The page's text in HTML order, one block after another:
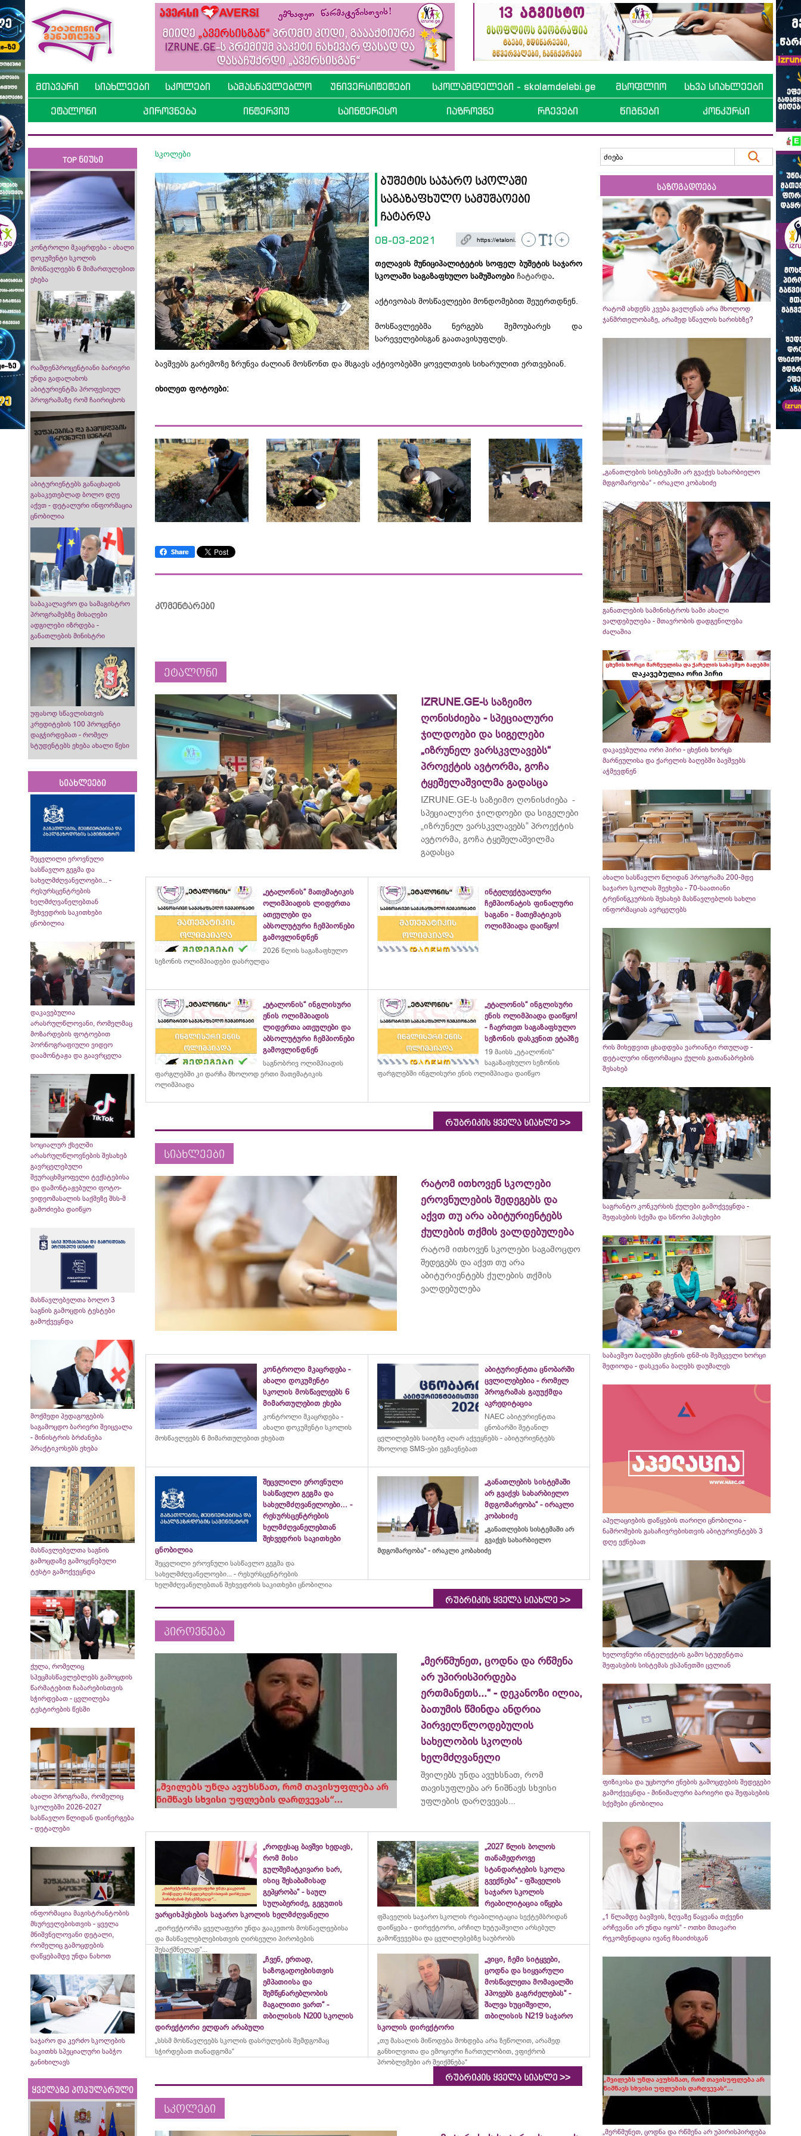
მთავარი სიახლეები სკოლები სამასწავლებლო უნივერსიტეტები სკოლამდელები - skolamdelebi.ge მსოფლიო სხვა სიახლეები
ეტალონი პიროვნება ინტერვიუ საინტერესო იაზროვნე რჩევები წიგნები კონკურსი
TOP ნიუსი
კონტროლი მკაცრდება - ახალი
დოკუმენტი სკოლის
მოსწავლეებს 6 მიმართულებით
ეხება
რამდენპროცენტიანი ბარიერი
უნდა გადალახოს
აბიტურიენტმა პროფესიულ
პროგრამაზე რომ ჩაირიცხოს
აბიტურიენტებს განაცხადის
გასაკეთებლად ბოლო დღე
აქვთ - დეტალური ინფორმაცია
ცნობილია
საბაკალავრო და სამაგისტრო
პროგრამებზე მისაღები
ადგილები იზრდება -
განათლების მინისტრი
უფასოდ სწავლისთვის
კრედიტების 100 პროცენტი
დაგჭირდებათ - რომელ
სტუდენტებს ეხება ახალი წესი
სიახლეები
შეცვლილი ეროვნული
სასწავლო გეგმა და
სახელმძღვანელოები... -
რესურსცენტრების
ხელმძღვანელებთან
შეხვედრის საკითხები
ცნობილია
დაკავებულია
არასრულწლოვანი, რომელმაც
მოზარდების ფოტოებით
პორნოგრაფიული ვიდეო
დაამონტაჟა და გაავრცელა
სოციალურ ქსელში
არასრულწლოვნების შესახებ
გავრცელებული
შეურაცხმყოფელი ტექსტებისა
და დამონტაჟებული ფოტო-
ვიდეომასალის საქმეზე შსს-მ
გამოძიება დაიწყო
მასწავლებელთა ბოლო 3
საგნის გამოცდის ტესტები
გამოქვეყნდა
მოქმედი პედაგოგების
საგამოცდო ბარიერი შეიცვალა
- მინისტრის ბრძანება
პრაქტიკოსებს ეხება
მასწავლებელთა საგნის
გამოცდაზე გამოყენებული
ტესტი გამოქვეყნდა
ქულა, რომელიც
სპეცმასწავლებლებს გამოცდის
წარმატებით ჩაბარებისთვის
სჭირდებათ - ცვლილება
ტესტირების წესში
ახალი პროგრამა, რომელიც
სკოლებში 2026-2027
სასწავლო წლიდან დაინერგება
- დეტალები
ინფორმაცია მაგისტრანტობის
მსურველებისთვის - ყველა
მნიშვნელოვანი დეტალი,
რომელიც გამოცდების
დაწყებამდე უნდა ნახოთ
საჯარო და კერძო სკოლების
საკითხს სპეციალური საბჭო
განიხილავს
ყველაზე პოპულარული
სკოლები
ბუშეტის საჯარო სკოლაში
საგაზაფხულო სამუშაოები
ჩატარდა
08-03-2021 - +
თელავის მუნიციპალიტეტის სოფელ ბუშეტის საჯარო
სკოლაში საგაზაფხულო სამუშაოები ჩატარდა.
აქტივობას მოსწავლეები მონდომებით შეუერთდნენ.
მოსწავლეებმა ნერგებს შემოუბარეს და
სარეველებისგან გაათავისუფლეს.
ბავშვებს გარემოზე ზრუნვა ძალიან მოსწონთ და მსგავს აქტივობებში ყოველთვის სიხარულით ერთვებიან.
იხილეთ ფოტოები:
კომენტარები
ეტალონი
IZRUNE.GE-ს საზეიმო
ღონისძიება - სპეციალური
ჯილდოები და სიგელები
„იზრუნელ ვარსკვლავებს“
პროექტის ავტორმა, გოჩა
ტყეშელაშვილმა გადასცა
IZRUNE.GE-ს საზეიმო ღონისძიება -
სპეციალური ჯილდოები და სიგელები
„იზრუნელ ვარსკვლავებს“ პროექტის
ავტორმა, გოჩა ტყეშელაშვილმა
გადასცა
„ეტალონის“ მათემატიკის
ოლიმპიადის ლიდერთა
ათეულები და
აბსოლუტური ჩემპიონები
გამოვლინდნენ
2026 წლის საგაზაფხულო
სეზონის ოლიმპიადები დასრულდა
ინტელექტუალური
ჩემპიონატის ფინალური
საგანი - მათემატიკის
ოლიმპიადა დაიწყო!
„ეტალონის“ ინგლისური
ენის ოლიმპიადის
ლიდერთა ათეულები და
აბსოლუტური ჩემპიონები
გამოვლინდნენ
საგნობრივ ოლიმპიადის
ფარგლებში კი დარჩა მხოლოდ ერთი მათემატიკის
ოლიმპიადა
„ეტალონის“ ინგლისური
ენის ოლიმპიადა დაიწყო!
- ჩაერთეთ საგაზაფხულო
სეზონის დასკვნით ეტაპზე
19 მაისს „ეტალონის“
საგაზაფხულო სეზონის
ფარგლებში ინგლისური ენის ოლიმპიადა დაიწყო
რუბრიკის ყველა სიახლე >>
სიახლეები
რატომ ითხოვენ სკოლები
ეროვნულების შედეგებს და
აქვთ თუ არა აბიტურიენტებს
ქულების თქმის ვალდებულება
რატომ ითხოვენ სკოლები საგამოცდო
შედეგებს და აქვთ თუ არა
აბიტურიენტებს ქულების თქმის
ვალდებულება
კონტროლი მკაცრდება -
ახალი დოკუმენტი
სკოლის მოსწავლეებს 6
მიმართულებით ეხება
კონტროლი მკაცრდება -
ახალი დოკუმენტი სკოლის
მოსწავლეებს 6 მიმართულებით ეხებათ
აბიტურიენტთა ცნობარში
ცვლილებებია - რომელ
პროგრამას გაუუქმდა
აკრედიტაცია
NAEC აბიტურიენტთა
ცნობარში შეტანილ
ცვლილებებს საიტზე აღარ აქვეყნებს - აბიტურიენტებს
მხოლოდ SMS-ები ეგზავნებათ
შეცვლილი ეროვნული
სასწავლო გეგმა და
სახელმძღვანელოები... -
რესურსცენტრების
ხელმძღვანელებთან
შეხვედრის საკითხები
ცნობილია
შეცვლილი ეროვნული სასწავლო გეგმა და
სახელმძღვანელოები... - რესურსცენტრების
ხელმძღვანელებთან შეხვედრის საკითხები ცნობილია
„განათლების სისტემაში
არ გვაქვს სახარბიელო
მდგომარეობა“ - ირაკლი
კობახიძე
„განათლების სისტემაში არ
გვაქვს სახარბიელო
მდგომარეობა“ - ირაკლი კობახიძე
რუბრიკის ყველა სიახლე >>
პიროვნება
„მერწმუნეთ, ცოდნა და რწმენა
არ უპირისპირდება
ერთმანეთს...“ - დეკანოზი ილია,
ბათუმის წმინდა ანდრია
პირველწლოდებულის
სახელობის სკოლის
ხელმძღვანელი
შვილებს უნდა ავუხსნათ, რომ
თავისუფლება არ ნიშნავს სხვისი
უფლების დარღვევას...
„როდესაც ბავშვი ხედავს,
რომ მისი
გულშემატკივარი ხარ,
ისიც შესაბამისად
გეპყრობა“ - საულ
სულაბერიძე, გეგუთის
ვარციხჰესების საჯარო სკოლის ხელმძღვანელი
„დირექტორმა ყველაფერი უნდა გააკეთოს მოსწავლეებისა
და მასწავლებლებისთვის ღირსეული პირობების
შესაქმნელად“...
„2027 წლის ბოლოს
თანამედროვე
სტანდარტების სკოლა
გვექნება“ - ფშაველის
საჯარო სკოლის
რეაბილიტაცია იწყება
ფშაველის საჯარო სკოლის რეაბილიტაცია სექტემბრიდან
დაიწყება - დირექტორი, არჩილ ხუტუაშვილი არსებულ
გამოწვევებსა და ცვლილებებზე საუბრობს
„ჩვენ, ერთად,
საზოგადოებისთვის
ემპათიისა და
შემწყნარებლობის
მაგალითი ვართ“ -
თბილისის N200 სკოლის
დირექტორი ელდარ არაბული
„სსსმ მოსწავლეებს სკოლის დასრულების შემდგომაც
სჭირდებათ თანადგომა“
„ვიცი, ჩემი სიტყვები,
ცოდნა და სიყვარული
მოსწავლეთა მომავალში
ჰპოვებს გაგრძელებას“ -
შალვა ხუციშვილი,
თბილისის N219 საჯარო
სკოლის დირექტორი
„თუ მასალის მიწოდება მოხდება არა ზეწოლით, არამედ
განხილვითა და ემოციური ჩართულობით, ვფიქრობ
პრობლემები არ შეიქმნება“
რუბრიკის ყველა სიახლე >>
სკოლები
საზოგადოება
რატომ ახდენს კვება გავლენას არა მხოლოდ
ჯანმრთელობაზე, არამედ სწავლის ხარისხზე?
„განათლების სისტემაში არ გვაქვს სახარბიელო
მდგომარეობა“ - ირაკლი კობახიძე
განათლების სამინისტროს სამი ახალი
ვალდებულება - მთავრობის დადგენილება
ძალაშია
დაკავებულია ორი პირი - ცხენის ხორცს
მარნეულისა და ქარელის ბაღებში ბავშვებს
აჭმევდნენ
ახალი სასწავლო წლიდან პროგრამა 200-მდე
საჯარო სკოლას შეეხება - 70-საათიანი
ტრენინგკურსის შესახებ მასწავლებლის სახლი
ინფორმაციას ავრცელებს
რის მიხედვით ცხადდება ვარიანტი რთულად -
დეტალური ინფორმაცია ქულის გათანაბრების
შესახებ
საგრანტო კონკურსის ქულები გამოქვეყნდა -
შეფასების სქემა და სწორი პასუხები
საბავშვო ბაღებში ცხენის დნმ-ის შემცველი ხორცი
შედიოდა - დასკვანა ბაღებს დაუმალეს
აპელაციების დაწყების თარიღი ცნობილია -
ნაშრომების გასაჩივრებისთვის აბიტურიენტებს 3
დღე ექნებათ
ხელოვნური ინტელექტის გამო სტუდენტთა
შეფასების სისტემას ესპანეთში ცვლიან
ფიზიკისა და უცხოური ენების გამოცდების შედეგები
გამოქვეყნდა - მინიმალური ბარიერი და შეფასების
სქემები ცნობილია
„1 წლამდე ბავშვის, ზღვაზე წაყვანა თქვენი
არჩევანი არ უნდა იყოს“ - ოთხი მთავარი
რეკომენდაცია ივანე ჩხაიძისგან
„მერწმუნეთ, ცოდნა და რწმენა არ უპირისპირდება